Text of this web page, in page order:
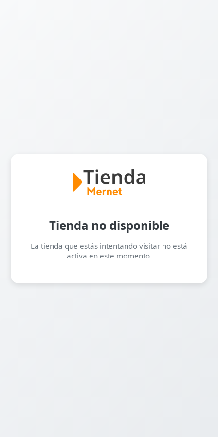
Tienda no disponible
La tienda que estás intentando visitar no está
activa en este momento.